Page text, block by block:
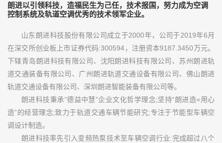
朗进以引领科技，造福民生为己任，技术报国，努力成为空调
控制系统及轨道空调优秀的技术领军企业。
山东朗进科技股份有限公司成立于2000年，公司于2019年6月
在深交所创业板上市证券代码:300594，注册资本9187.3450万元。
下辖青岛朗进科技有限公司、沈阳朗进科技有限公司、苏州朗进轨
道交通装备有限公司、广州朗进轨道交通设备有限公司、佛山朗进
轨道交通设备有限公司、深圳朗进智能装备有限公司等。
朗进科技秉承“德益中慧”企业文化哲学理念;坚持“朗进造=用心
造”的经营理念;致力于轨道交通车辆节能研究;专注于节能型车辆空
调设计制造。
朗进科技率先引入变频热泵技术至车辆空调行业:完成超过八个